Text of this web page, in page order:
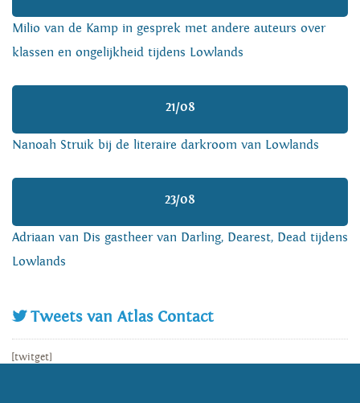
Milio van de Kamp in gesprek met andere auteurs over
klassen en ongelijkheid tijdens Lowlands
21/08
Nanoah Struik bij de literaire darkroom van Lowlands
23/08
Adriaan van Dis gastheer van Darling, Dearest, Dead tijdens
Lowlands
Tweets van Atlas Contact
[twitget]